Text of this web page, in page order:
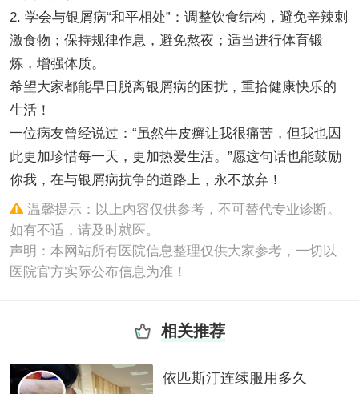
2. 学会与银屑病“和平相处”：调整饮食结构，避免辛辣刺
激食物；保持规律作息，避免熬夜；适当进行体育锻
炼，增强体质。
希望大家都能早日脱离银屑病的困扰，重拾健康快乐的
生活！
一位病友曾经说过：“虽然牛皮癣让我很痛苦，但我也因
此更加珍惜每一天，更加热爱生活。”愿这句话也能鼓励
你我，在与银屑病抗争的道路上，永不放弃！
温馨提示：以上内容仅供参考，不可替代专业诊断。
如有不适，请及时就医。
声明：本网站所有医院信息整理仅供大家参考，一切以
医院官方实际公布信息为准！
相关推荐
依匹斯汀连续服用多久